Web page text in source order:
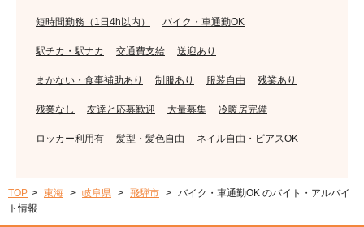
短時間勤務（1日4h以内） バイク・車通勤OK
駅チカ・駅ナカ 交通費支給 送迎あり
まかない・食事補助あり 制服あり 服装自由 残業あり
残業なし 友達と応募歓迎 大量募集 冷暖房完備
ロッカー利用有 髪型・髪色自由 ネイル自由・ピアスOK
TOP 東海 岐阜県 飛騨市
バイク・車通勤OK のバイト・アルバイ
ト情報